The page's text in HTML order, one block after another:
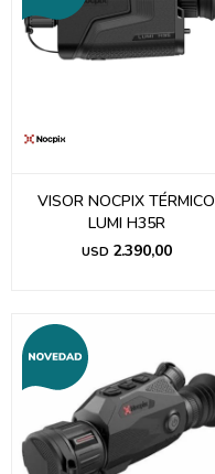
VISOR NOCPIX TÉRMICO
LUMI H35R
USD 2.390,00